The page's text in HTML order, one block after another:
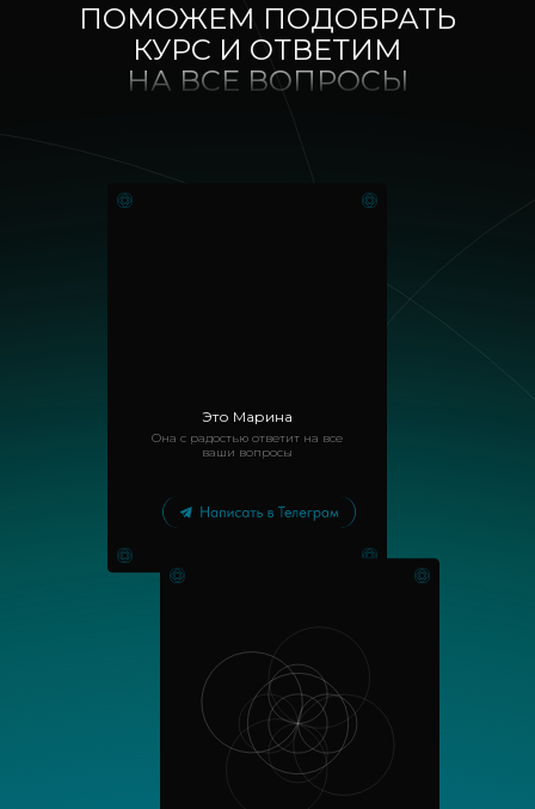
ПОМОЖЕМ ПОДОБРАТЬ
КУРС И ОТВЕТИМ
НА ВСЕ ВОПРОСЫ
Она с радостью ответит на все
ваши вопросы
Это Марина